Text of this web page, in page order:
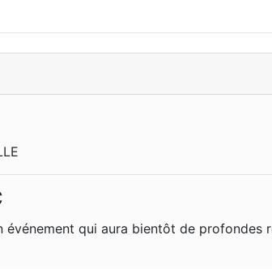
événement qui aura bientôt de profondes